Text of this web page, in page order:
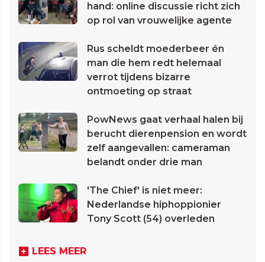
hand: online discussie richt zich
op rol van vrouwelijke agente
Rus scheldt moederbeer én
man die hem redt helemaal
verrot tijdens bizarre
ontmoeting op straat
PowNews gaat verhaal halen bij
berucht dierenpension en wordt
zelf aangevallen: cameraman
belandt onder drie man
'The Chief' is niet meer:
Nederlandse hiphoppionier
Tony Scott (54) overleden
LEES MEER